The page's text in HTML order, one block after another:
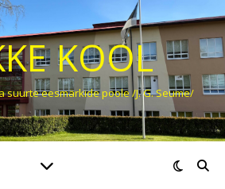
KOOL
suurte eesmärkide poole /J. G. Seume/